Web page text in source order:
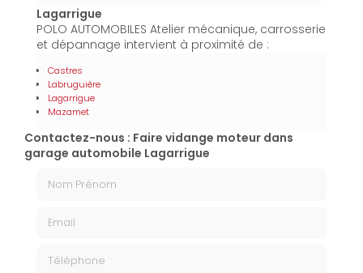
Lagarrigue
POLO AUTOMOBILES Atelier mécanique, carrosserie
et dépannage intervient à proximité de :
Castres
Labruguière
Lagarrigue
Mazamet
Contactez-nous : Faire vidange moteur dans
garage automobile Lagarrigue